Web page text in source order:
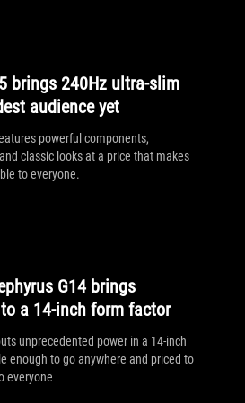
brings 240Hz ultra-slim
audience yet
powerful components,
classic looks at a price that makes
to everyone.
G14 brings
a 14-inch form factor
unprecedented power in a 14-inch
enough to go anywhere and priced to
everyone